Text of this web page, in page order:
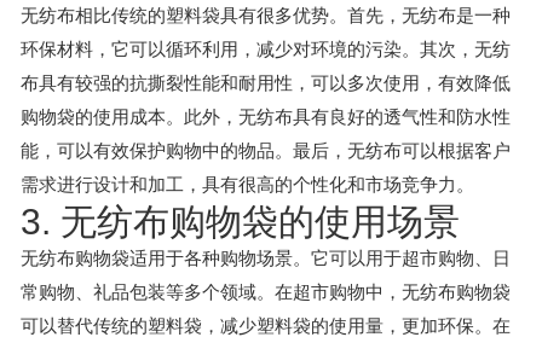
无纺布相比传统的塑料袋具有很多优势。首先，无纺布是一种
环保材料，它可以循环利用，减少对环境的污染。其次，无纺
布具有较强的抗撕裂性能和耐用性，可以多次使用，有效降低
购物袋的使用成本。此外，无纺布具有良好的透气性和防水性
能，可以有效保护购物中的物品。最后，无纺布可以根据客户
需求进行设计和加工，具有很高的个性化和市场竞争力。
3. 无纺布购物袋的使用场景
无纺布购物袋适用于各种购物场景。它可以用于超市购物、日
常购物、礼品包装等多个领域。在超市购物中，无纺布购物袋
可以替代传统的塑料袋，减少塑料袋的使用量，更加环保。在